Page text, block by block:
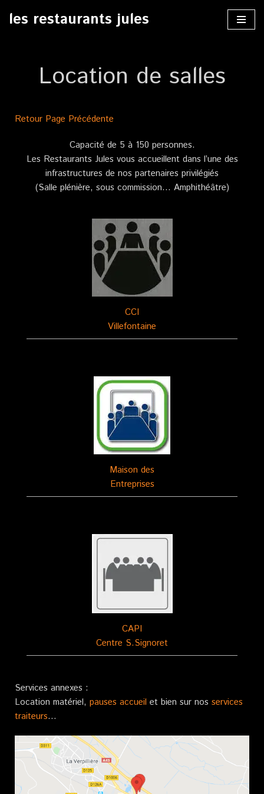
les restaurants jules
Location de salles
Retour Page Précédente
Capacité de 5 à 150 personnes.
Les Restaurants Jules vous accueillent dans l’une des
infrastructures de nos partenaires privilégiés
(Salle plénière, sous commission… Amphithéâtre)
CCI
Villefontaine
Maison des
Entreprises
CAPI
Centre S.Signoret
Services annexes :
Location matériel, pauses accueil et bien sur nos services
traiteurs…